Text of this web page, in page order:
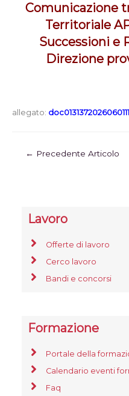
Comunicazione
Territoriale
Successioni e
Direzione
allegato:
← Precedente Articolo
Lavoro
Offerte di lavoro
Cerco lavoro
Bandi e concorsi
Formazione
Portale della
Calendario eventi
Faq